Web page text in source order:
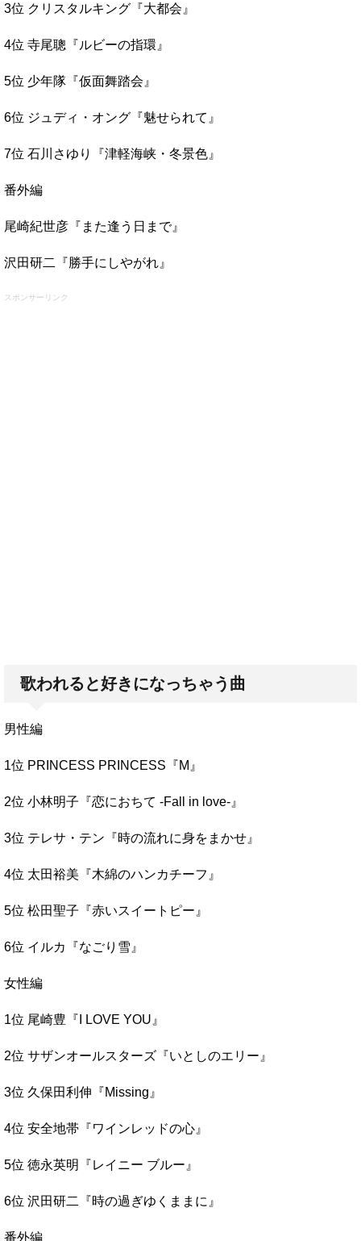
3位 クリスタルキング『大都会』
4位 寺尾聰『ルビーの指環』
5位 少年隊『仮面舞踏会』
6位 ジュディ・オング『魅せられて』
7位 石川さゆり『津軽海峡・冬景色』
番外編
尾崎紀世彦『また逢う日まで』
沢田研二『勝手にしやがれ』
スポンサーリンク
歌われると好きになっちゃう曲
男性編
1位 PRINCESS PRINCESS『M』
2位 小林明子『恋におちて -Fall in love-』
3位 テレサ・テン『時の流れに身をまかせ』
4位 太田裕美『木綿のハンカチーフ』
5位 松田聖子『赤いスイートピー』
6位 イルカ『なごり雪』
女性編
1位 尾崎豊『I LOVE YOU』
2位 サザンオールスターズ『いとしのエリー』
3位 久保田利伸『Missing』
4位 安全地帯『ワインレッドの心』
5位 徳永英明『レイニー ブルー』
6位 沢田研二『時の過ぎゆくままに』
番外編